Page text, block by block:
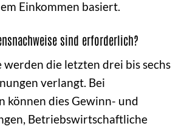
Einkommen basiert.
sind erforderlich?
werden die letzten drei bis sechs
verlangt. Bei
können dies Gewinn- und
Betriebswirtschaftliche